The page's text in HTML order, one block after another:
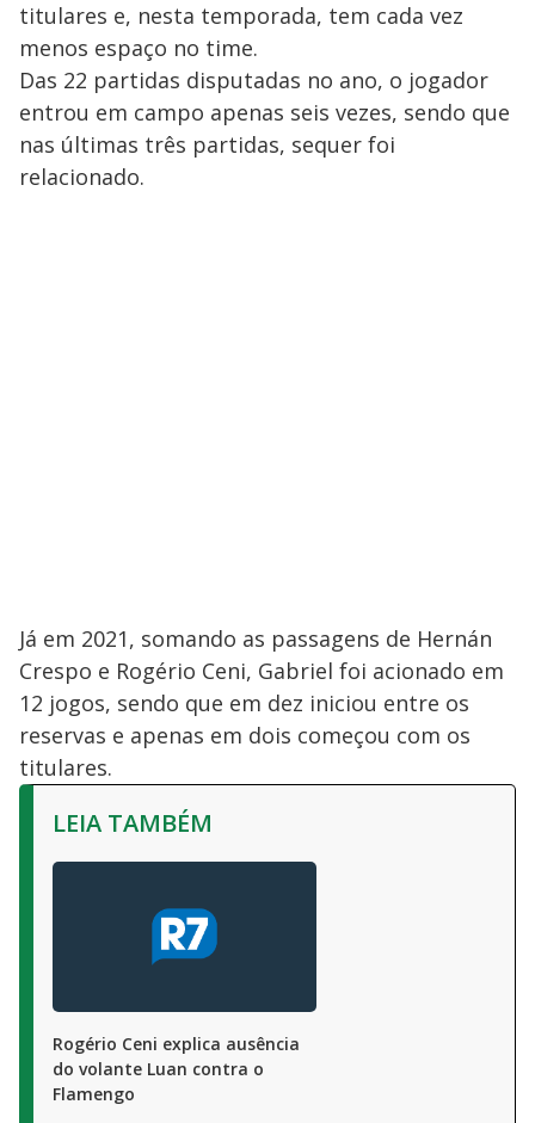
titulares e, nesta temporada, tem cada vez
menos espaço no time.
Das 22 partidas disputadas no ano, o jogador
entrou em campo apenas seis vezes, sendo que
nas últimas três partidas, sequer foi
relacionado.
Já em 2021, somando as passagens de Hernán
Crespo e Rogério Ceni, Gabriel foi acionado em
12 jogos, sendo que em dez iniciou entre os
reservas e apenas em dois começou com os
titulares.
LEIA TAMBÉM
Rogério Ceni explica ausência
do volante Luan contra o
Flamengo